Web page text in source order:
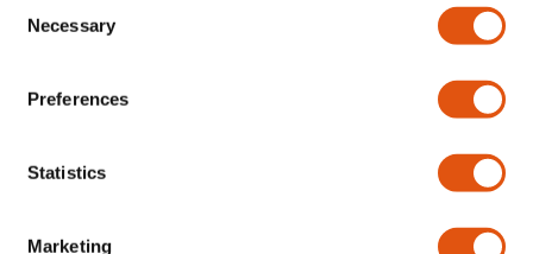
Selection
Necessary
Preferences
Statistics
Marketing
Vlizotrapgat dichtmaken
Altijd op maat
Advies